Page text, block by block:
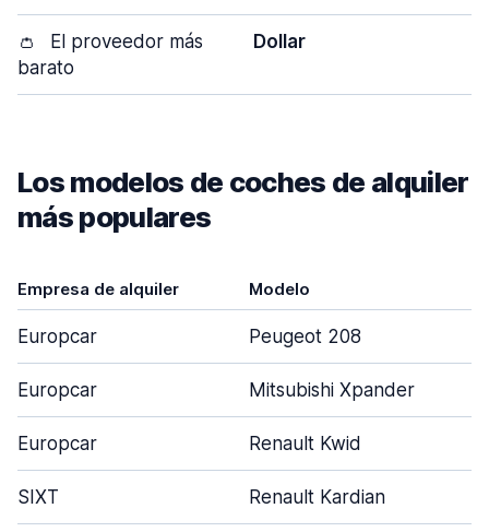
👛
El proveedor más
barato
Dollar
Los modelos de coches de alquiler
más populares
Empresa de alquiler Modelo
Europcar Peugeot 208
Europcar Mitsubishi Xpander
Europcar Renault Kwid
SIXT Renault Kardian